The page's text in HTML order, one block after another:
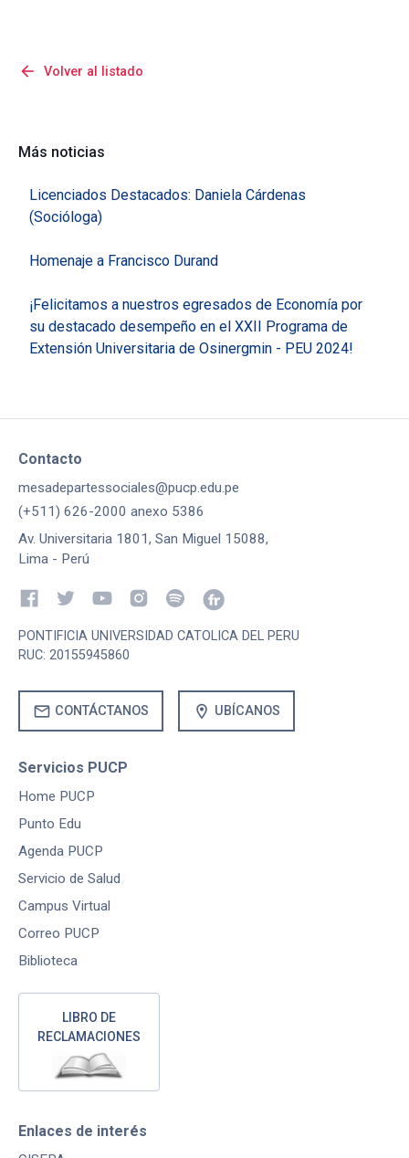
arrow_back Volver al listado
Más noticias
Licenciados Destacados: Daniela Cárdenas
(Socióloga)
Homenaje a Francisco Durand
¡Felicitamos a nuestros egresados de Economía por
su destacado desempeño en el XXII Programa de
Extensión Universitaria de Osinergmin - PEU 2024!
Contacto
mesadepartessociales@pucp.edu.pe
(+511) 626-2000 anexo 5386
Av. Universitaria 1801, San Miguel 15088,
Lima - Perú
PONTIFICIA UNIVERSIDAD CATOLICA DEL PERU
RUC: 20155945860
mail CONTÁCTANOS location_on UBÍCANOS
Servicios PUCP
Home PUCP
Punto Edu
Agenda PUCP
Servicio de Salud
Campus Virtual
Correo PUCP
Biblioteca
LIBRO DE
RECLAMACIONES
Enlaces de interés